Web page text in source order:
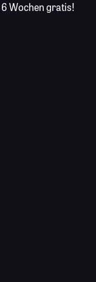
6 Wochen gratis!